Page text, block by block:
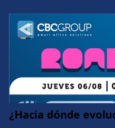
¿Hacia dónde